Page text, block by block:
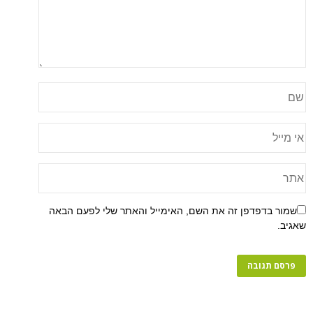
שמור בדפדפן זה את השם, האימייל והאתר שלי לפעם הבאה
שאגיב.